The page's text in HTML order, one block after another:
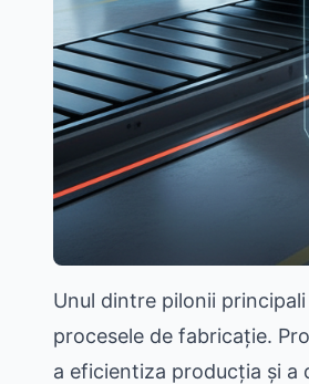
Unul dintre pilonii
procesele de fabricație.
a eficientiza producția și a